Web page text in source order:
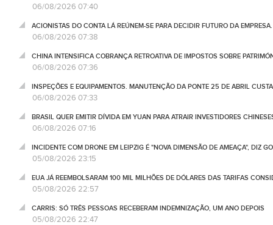
06/08/2026 07:40
ACIONISTAS DO CONTA LÁ REÚNEM-SE PARA DECIDIR FUTURO DA
06/08/2026 07:38
CHINA INTENSIFICA COBRANÇA RETROATIVA DE IMPOSTOS SOBRE
06/08/2026 07:36
INSPEÇÕES E EQUIPAMENTOS. MANUTENÇÃO DA PONTE 25 DE ABRIL
06/08/2026 07:33
BRASIL QUER EMITIR DÍVIDA EM YUAN PARA ATRAIR INVESTIDORES
06/08/2026 07:16
INCIDENTE COM DRONE EM LEIPZIG É "NOVA DIMENSÃO DE AMEAÇA", DIZ
05/08/2026 23:15
EUA JÁ REEMBOLSARAM 100 MIL MILHÕES DE DÓLARES DAS TARIFAS
05/08/2026 22:57
CARRIS: SÓ TRÊS PESSOAS RECEBERAM INDEMNIZAÇÃO, UM ANO DEPOIS
05/08/2026 22:47